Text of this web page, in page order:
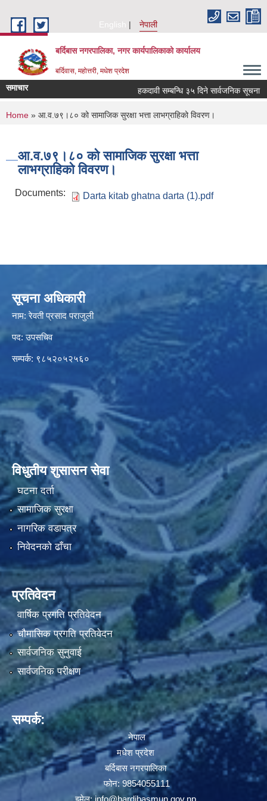
English
नेपाली
बर्दिबास नगरपालिका, नगर कार्यपालिकाको कार्यालय
बर्दिवास, महोत्तरी, मधेश प्रदेश
समाचार हकदावी सम्बन्धि ३५ दिने सार्वजनिक सूचना
You are here
Home » आ.व.७९।८० को सामाजिक सुरक्षा भत्ता लाभग्राहिको विवरण।
आ.व.७९।८० को सामाजिक सुरक्षा भत्ता
लाभग्राहिको विवरण।
Documents: Darta kitab ghatna darta (1).pdf
सूचना अधिकारी
नाम: रेवती प्रसाद पराजुली
पद: उपसचिव
सम्पर्क: ९८५२०५२५६०
विधुतीय शुसासन सेवा
घटना दर्ता
सामाजिक सुरक्षा
नागरिक वडापत्र
निवेदनको ढाँचा
प्रतिवेदन
वार्षिक प्रगति प्रतिवेदन
चौमासिक प्रगति प्रतिवेदन
सार्वजनिक सुनुवाई
सार्वजनिक परीक्षण
सम्पर्क:
नेपाल
मधेश प्रदेश
बर्दिबास नगरपालिका
फोन: 9854055111
इमेल:info@bardibasmun.gov.np,